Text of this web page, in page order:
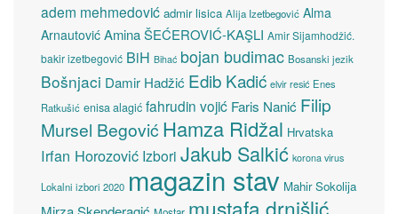
adem mehmedović admir lisica Alija Izetbegović Alma
Arnautović Amina ŠEĆEROVIĆ-KAŞLI Amir Sijamhodžić.
bakir izetbegović BiH Bihać bojan budimac Bosanski jezik
Bošnjaci Damir Hadžić Edib Kadić elvir resić Enes
Ratkušić enisa alagić fahrudin vojić Faris Nanić Filip
Mursel Begović Hamza Ridžal Hrvatska
Irfan Horozović Izbori Jakub Salkić korona virus
Lokalni izbori 2020 magazin stav Mahir Sokolija
mustafa drnišlić